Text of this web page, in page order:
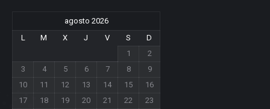
agosto 2026
L
M X J V S
D
1
2
3
4 5 6 7 8
9
10
11 12 13 14 15
16
17
18 19 20 21 22
23